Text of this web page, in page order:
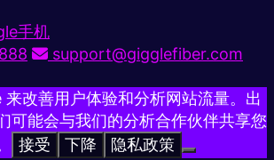
手机
support@gigglefiber.com
改善用户体验和分析网站流量。出
可能会与我们的分析合作伙伴共享您
接受 下降 隐私政策